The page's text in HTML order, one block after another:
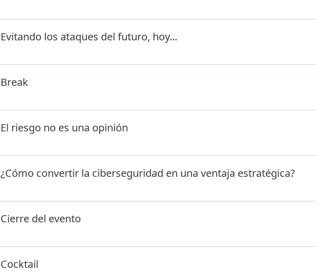
Evitando los ataques del futuro, hoy...
Break
El riesgo no es una opinión
¿Cómo convertir la ciberseguridad en una ventaja estratégica?
Cierre del evento
Cocktail